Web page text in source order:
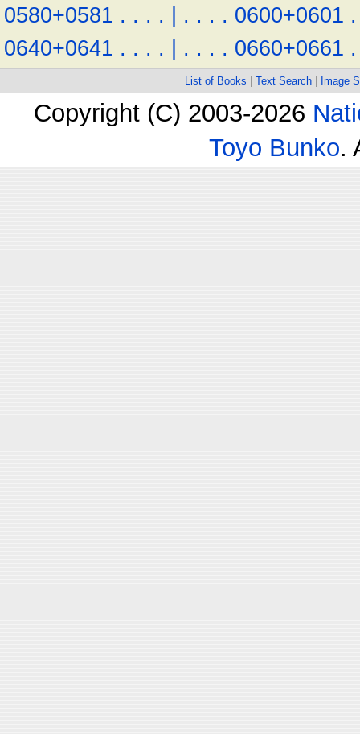
0580+0581 . . . . | . . . . 0600+0601 .
0640+0641 . . . . | . . . . 0660+0661 .
List of Books Text Search Image
Copyright (C) 2003-2026
Toyo Bunko.